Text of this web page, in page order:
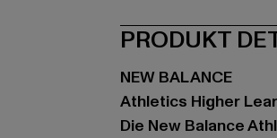
PRODUKT
NEW BALANCE
Athletics Higher
Die New Balance